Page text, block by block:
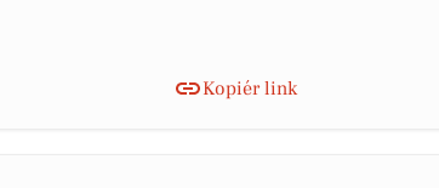
Kopiér link